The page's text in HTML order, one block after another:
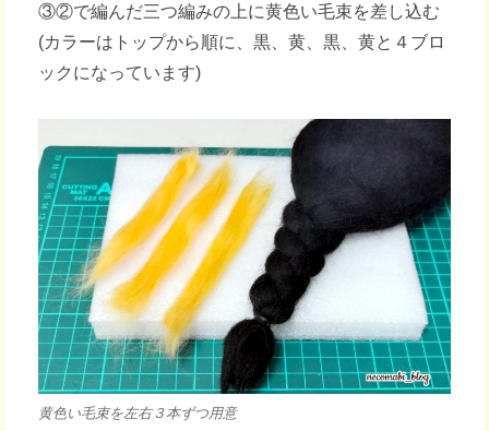
③②で編んだ三つ編みの上に黄色い毛束を差し込む
(カラーはトップから順に、黒、黄、黒、黄と４ブロ
ックになっています)
黄色い毛束を左右３本ずつ用意